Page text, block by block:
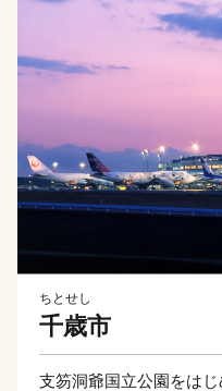
ちとせし
千歳市
支笏洞爺国立公園をは